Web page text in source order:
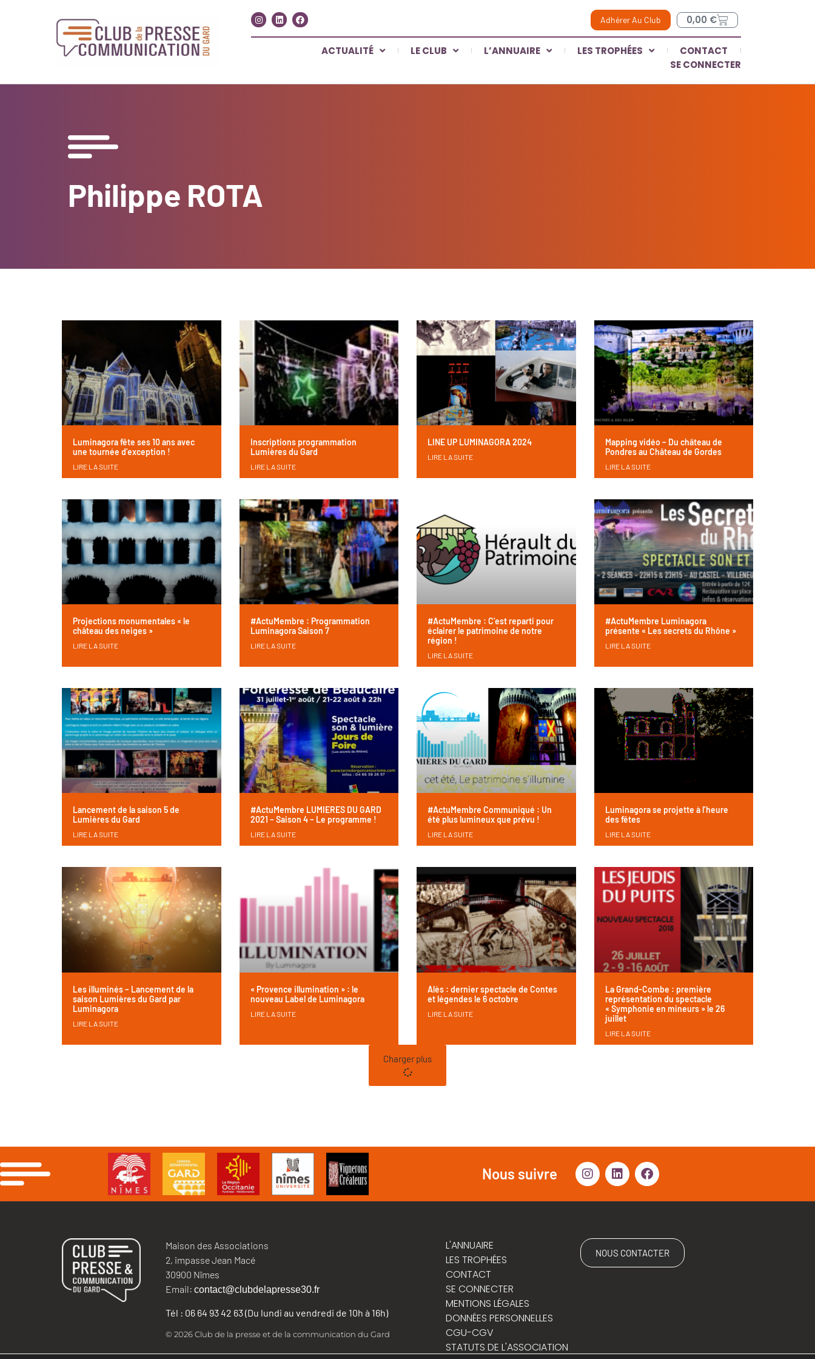
Adhérer Au Club 0,00 €
ACTUALITÉ LE CLUB L’ANNUAIRE LES TROPHÉES
CONTACT
SE CONNECTER
Philippe ROTA
Luminagora fête ses 10 ans avec
une tournée d’exception !
LIRE LA SUITE
Inscriptions programmation
Lumières du Gard
LIRE LA SUITE
LINE UP LUMINAGORA 2024
LIRE LA SUITE
Mapping vidéo – Du château de
Pondres au Château de Gordes
LIRE LA SUITE
Projections monumentales « le
château des neiges »
LIRE LA SUITE
#ActuMembre : Programmation
Luminagora Saison 7
LIRE LA SUITE
#ActuMembre : C’est reparti pour
éclairer le patrimoine de notre
région !
LIRE LA SUITE
#ActuMembre Luminagora
présente « Les secrets du Rhône »
LIRE LA SUITE
Lancement de la saison 5 de
Lumières du Gard
LIRE LA SUITE
#ActuMembre LUMIERES DU GARD
2021 – Saison 4 – Le programme !
LIRE LA SUITE
#ActuMembre Communiqué : Un
été plus lumineux que prévu !
LIRE LA SUITE
Luminagora se projette à l’heure
des fêtes
LIRE LA SUITE
Les illuminés – Lancement de la
saison Lumières du Gard par
Luminagora
LIRE LA SUITE
« Provence illumination » : le
nouveau Label de Luminagora
LIRE LA SUITE
Alès : dernier spectacle de Contes
et légendes le 6 octobre
LIRE LA SUITE
La Grand-Combe : première
représentation du spectacle
« Symphonie en mineurs » le 26
juillet
LIRE LA SUITE
Charger plus
Nous suivre
Maison des Associations
2, impasse Jean Macé
30900 Nîmes
Email: contact@clubdelapresse30.fr
Tél : 06 64 93 42 63 (Du lundi au vendredi de 10h à 16h)
© 2026 Club de la presse et de la communication du Gard
L'ANNUAIRE
LES TROPHÉES
CONTACT
SE CONNECTER
MENTIONS LÉGALES
DONNÉES PERSONNELLES
CGU-CGV
STATUTS DE L'ASSOCIATION
NOUS CONTACTER